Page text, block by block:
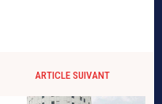
ARTICLE SUIVANT